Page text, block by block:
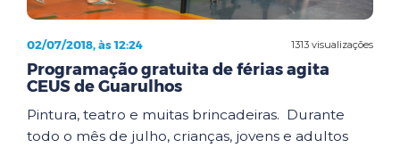
1313 visualizações
02/07/2018, às 12:24
Programação gratuita de férias agita
CEUS de Guarulhos
Pintura, teatro e muitas brincadeiras. Durante
todo o mês de julho, crianças, jovens e adultos